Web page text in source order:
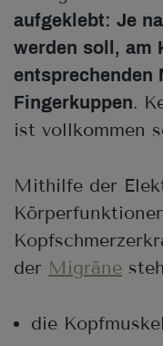
aufgeklebt: Je
werden soll, am
entsprechenden
Fingerkuppen.
ist vollkommen
Mithilfe der
der Migräne
die